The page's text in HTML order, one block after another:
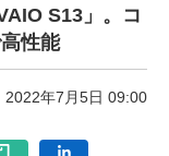
S13」。コ
性能
2022年7月5日 09:00